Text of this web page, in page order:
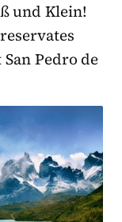
und Klein!
Pedro de